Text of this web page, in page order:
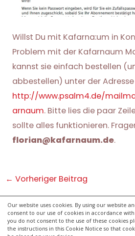
Our website uses cookies. By using our website
consent to our use of cookies in accordance
you do not consent to the use of these cookies
the instructions in this Cookie Notice so that
Willst Du mit Kafarna:um in
Problem mit der Kafarnaum
kannst sie einfach bestellen
abbestellen) unter der Adresse
http://www.psalm4.de/
arnaum. Bitte lies die paar
sollte alles funktionieren.
florian@kafarnaum.de.
Post
navigation
← Vorheriger Beitrag
kontakt
impressum